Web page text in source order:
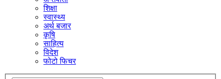
शिक्षा
स्वास्थ्य
अर्थ बजार
कृषि
साहित्य
विदेश
फोटो फिचर